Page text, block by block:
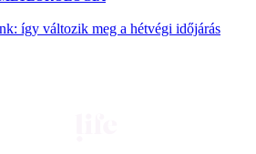
így változik meg a hétvégi időjárás